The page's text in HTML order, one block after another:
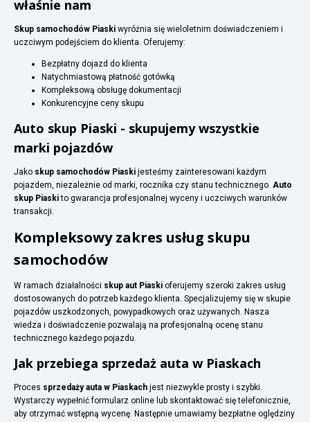
właśnie nam
Skup samochodów Piaski wyróżnia się wieloletnim doświadczeniem i
uczciwym podejściem do klienta. Oferujemy:
Bezpłatny dojazd do klienta
Natychmiastową płatność gotówką
Kompleksową obsługę dokumentacji
Konkurencyjne ceny skupu
Auto skup Piaski - skupujemy wszystkie
marki pojazdów
Jako skup samochodów Piaski jesteśmy zainteresowani każdym
pojazdem, niezależnie od marki, rocznika czy stanu technicznego. Auto
skup Piaskito gwarancja profesjonalnej wyceny i uczciwych warunków
transakcji.
Kompleksowy zakres usług skupu
samochodów
W ramach działalności skup aut Piaski oferujemy szeroki zakres usług
dostosowanych do potrzeb każdego klienta. Specjalizujemy się w skupie
pojazdów uszkodzonych, powypadkowych oraz używanych. Nasza
wiedza i doświadczenie pozwalają na profesjonalną ocenę stanu
technicznego każdego pojazdu.
Jak przebiega sprzedaż auta w Piaskach
Proces sprzedaży auta w Piaskach jest niezwykle prosty i szybki.
Wystarczy wypełnić formularz online lub skontaktować się telefonicznie,
aby otrzymać wstępną wycenę. Następnie umawiamy bezpłatne oględziny